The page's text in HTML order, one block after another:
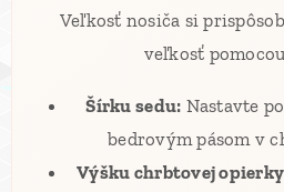
Veľkosť nosiča si
veľkosť
Šírku sedu: Nastavte
bedrovým pásom v
Výšku chrbtovej